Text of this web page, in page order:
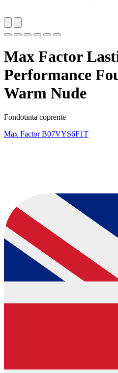
Max Factor
Performance
Warm Nude
Fondotinta coprente
Max FactorB07VYS6F1T